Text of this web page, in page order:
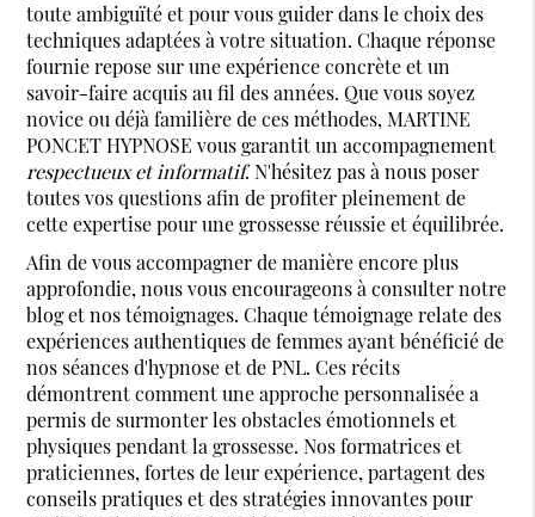
toute ambiguïté et pour vous guider dans le choix des
techniques adaptées à votre situation. Chaque réponse
fournie repose sur une expérience concrète et un
savoir-faire acquis au fil des années. Que vous soyez
novice ou déjà familière de ces méthodes, MARTINE
PONCET HYPNOSE vous garantit un accompagnement
respectueux et informatif. N'hésitez pas à nous poser
toutes vos questions afin de profiter pleinement de
cette expertise pour une grossesse réussie et équilibrée.
Afin de vous accompagner de manière encore plus
approfondie, nous vous encourageons à consulter notre
blog et nos témoignages. Chaque témoignage relate des
expériences authentiques de femmes ayant bénéficié de
nos séances d'hypnose et de PNL. Ces récits
démontrent comment une approche personnalisée a
permis de surmonter les obstacles émotionnels et
physiques pendant la grossesse. Nos formatrices et
praticiennes, fortes de leur expérience, partagent des
conseils pratiques et des stratégies innovantes pour